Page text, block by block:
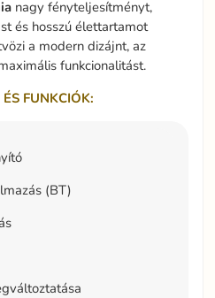
nagy fényteljesítményt,
és hosszú élettartamot
a modern dizájnt, az
funkcionalitást.
FUNKCIÓK:
(BT)